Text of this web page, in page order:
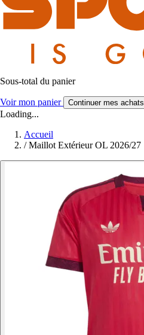
Sous-total du panier
Voir mon panier Continuer mes achats
Loading...
Accueil
/ Maillot Extérieur OL 2026/27